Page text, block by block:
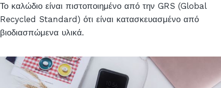
Το καλώδιο είναι πιστοποιημένο από την GRS (Global
Recycled Standard) ότι είναι κατασκευασμένο από
βιοδιασπώμενα υλικά.